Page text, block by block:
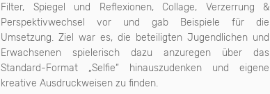
Filter, Spiegel und Reflexionen, Collage, Verzerrung &
Perspektivwechsel vor und gab Beispiele für die
Umsetzung. Ziel war es, die beteiligten Jugendlichen und
Erwachsenen spielerisch dazu anzuregen über das
Standard-Format „Selfie“ hinauszudenken und eigene
kreative Ausdruckweisen zu finden.